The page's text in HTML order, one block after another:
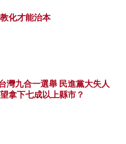
化才能治本
灣九合一選舉 民進黨大失人
拿下七成以上縣市？